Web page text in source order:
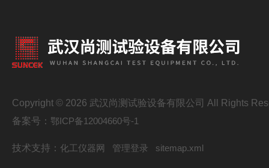
Copyright © 2026 武汉尚测试验设备有限公司 All Rights
备案号： 鄂ICP备12004660号-1
技术支持： 化工仪器网 管理登录 sitemap.xml